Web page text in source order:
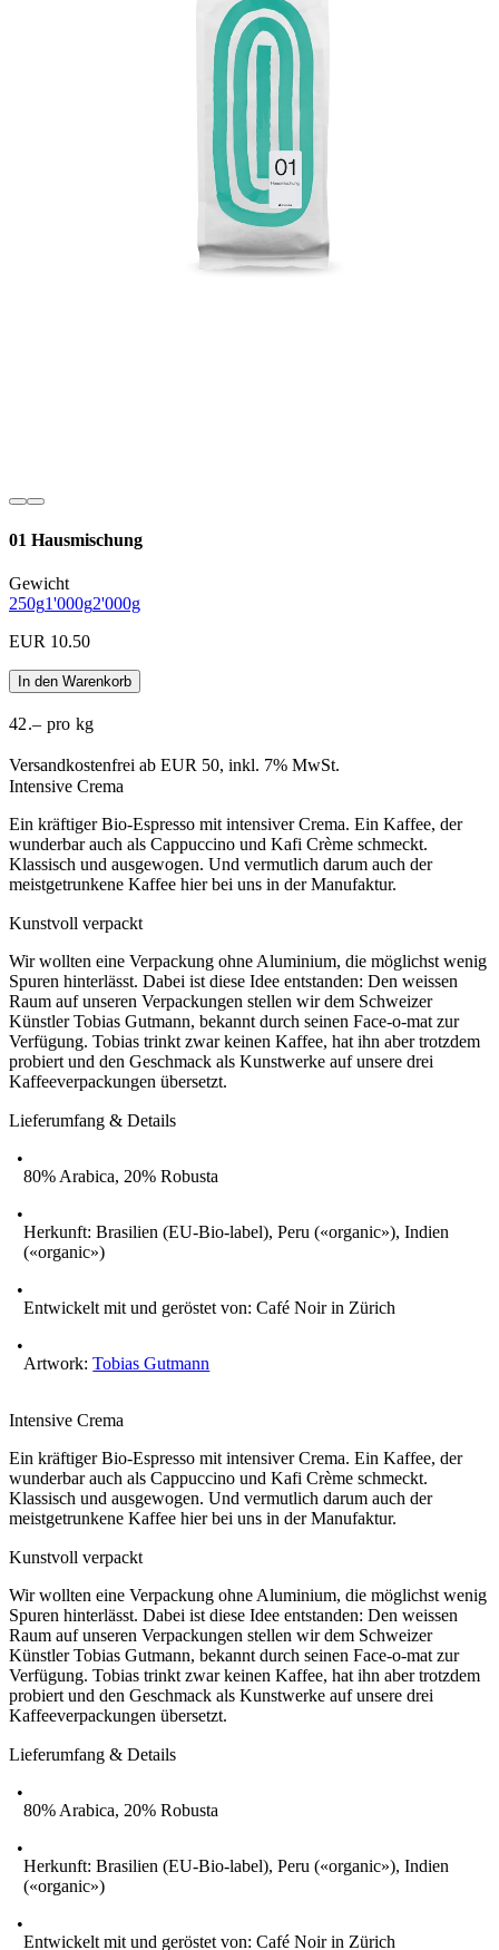
01 Hausmischung
Gewicht
250g1'000g2'000g
EUR 10.50
In den Warenkorb
42.– pro kg
Versandkostenfrei ab EUR 50, inkl. 7% MwSt.
Intensive Crema
Ein kräftiger Bio-Espresso mit intensiver Crema. Ein Kaffee, der
wunderbar auch als Cappuccino und Kafi Crème schmeckt.
Klassisch und ausgewogen. Und vermutlich darum auch der
meistgetrunkene Kaffee hier bei uns in der Manufaktur.
Kunstvoll verpackt
Wir wollten eine Verpackung ohne Aluminium, die möglichst wenig
Spuren hinterlässt. Dabei ist diese Idee entstanden: Den weissen
Raum auf unseren Verpackungen stellen wir dem Schweizer
Künstler Tobias Gutmann, bekannt durch seinen Face-o-mat zur
Verfügung. Tobias trinkt zwar keinen Kaffee, hat ihn aber trotzdem
probiert und den Geschmack als Kunstwerke auf unsere drei
Kaffeeverpackungen übersetzt.
Lieferumfang & Details
80% Arabica, 20% Robusta
Herkunft: Brasilien (EU-Bio-label), Peru («organic»), Indien
(«organic»)
Entwickelt mit und geröstet von: Café Noir in Zürich
Artwork:Tobias Gutmann
Intensive Crema
Ein kräftiger Bio-Espresso mit intensiver Crema. Ein Kaffee, der
wunderbar auch als Cappuccino und Kafi Crème schmeckt.
Klassisch und ausgewogen. Und vermutlich darum auch der
meistgetrunkene Kaffee hier bei uns in der Manufaktur.
Kunstvoll verpackt
Wir wollten eine Verpackung ohne Aluminium, die möglichst wenig
Spuren hinterlässt. Dabei ist diese Idee entstanden: Den weissen
Raum auf unseren Verpackungen stellen wir dem Schweizer
Künstler Tobias Gutmann, bekannt durch seinen Face-o-mat zur
Verfügung. Tobias trinkt zwar keinen Kaffee, hat ihn aber trotzdem
probiert und den Geschmack als Kunstwerke auf unsere drei
Kaffeeverpackungen übersetzt.
Lieferumfang & Details
80% Arabica, 20% Robusta
Herkunft: Brasilien (EU-Bio-label), Peru («organic»), Indien
(«organic»)
Entwickelt mit und geröstet von: Café Noir in Zürich